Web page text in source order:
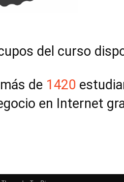
del curso
de 1420
en Internet